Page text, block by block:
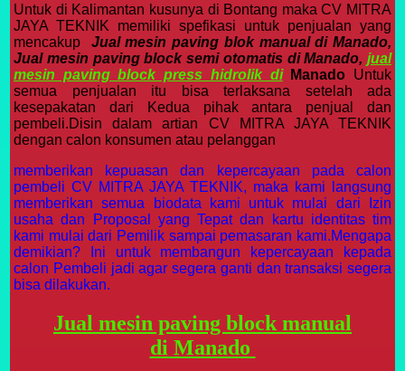
Untuk di Kalimantan kusunya di Bontang maka CV MITRA
JAYA TEKNIK memiliki spefikasi untuk penjualan yang
mencakup Jual mesin paving blok manual di Manado,
Jual mesin paving block semi otomatis di Manado, jual
mesin paving block press hidrolik diManado Untuk
semua penjualan itu bisa terlaksana setelah ada
kesepakatan dari Kedua pihak antara penjual dan
pembeli.Disin dalam artian CV MITRA JAYA TEKNIK
dengan calon konsumen atau pelanggan
memberikan kepuasan dan kepercayaan pada calon
pembeli CV MITRA JAYA TEKNIK, maka kami langsung
memberikan semua biodata kami untuk mulai dari Izin
usaha dan Proposal yang Tepat dan kartu identitas tim
kami mulai dari Pemilik sampai pemasaran kami.Mengapa
demikian? Ini untuk membangun kepercayaan kepada
calon Pembeli jadi agar segera ganti dan transaksi segera
bisa dilakukan.
Jual mesin paving block manual
di Manado